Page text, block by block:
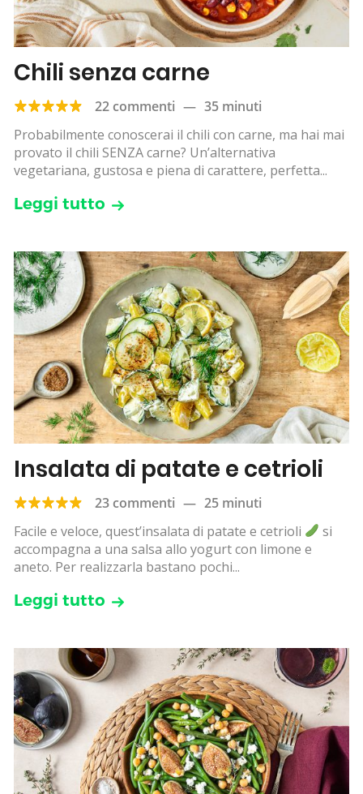
Chili senza carne
22 commenti — 35 minuti
Probabilmente conoscerai il chili con carne, ma hai mai
provato il chili SENZA carne? Un’alternativa
vegetariana, gustosa e piena di carattere, perfetta...
Leggi tutto
Insalata di patate e cetrioli
23 commenti — 25 minuti
Facile e veloce, quest’insalata di patate e cetrioli
si
accompagna a una salsa allo yogurt con limone e
aneto. Per realizzarla bastano pochi...
Leggi tutto